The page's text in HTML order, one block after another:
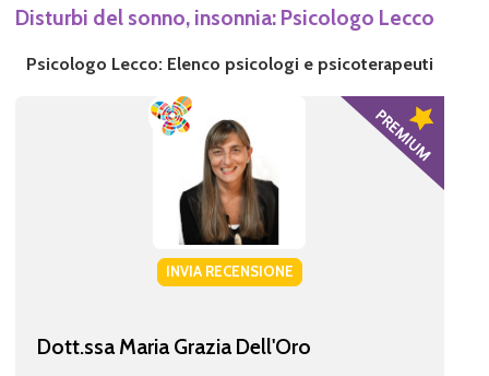
Disturbi del sonno, insonnia: Psicologo Lecco
Psicologo Lecco: Elenco psicologi e psicoterapeuti
INVIA RECENSIONE
Dott.ssa Maria Grazia Dell'Oro